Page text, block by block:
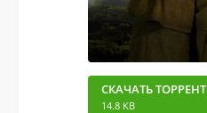
СКАЧАТЬ ТОРРЕНТ
14.8 KB